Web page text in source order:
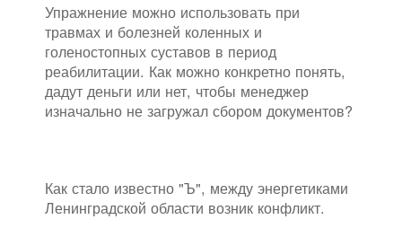
Упражнение можно использовать при
травмах и болезней коленных и
голеностопных суставов в период
реабилитации. Как можно конкретно понять,
дадут деньги или нет, чтобы менеджер
изначально не загружал сбором документов?
Как стало известно "Ъ", между энергетиками
Ленинградской области возник конфликт.